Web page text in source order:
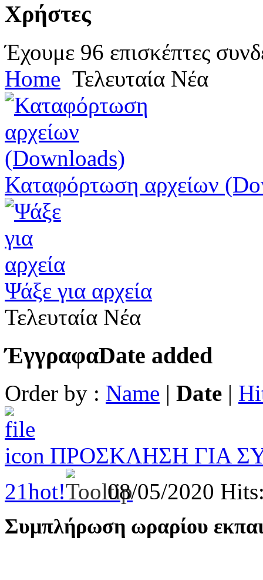
Χρήστες
Έχουμε 96 επισκέπτες
Home Τελευταία Νέα
Καταφόρτωση αρχείων
Ψάξε για αρχεία
Τελευταία Νέα
ΈγγραφαDate added
Order by : Name | Date |
ΠΡΟΣΚΛΗΣΗ ΓΙΑ
21hot! 08/05/2020
Συμπλήρωση ωραρίου